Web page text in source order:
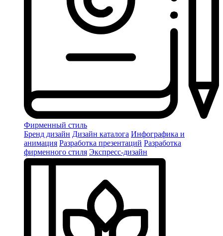
Фирменный стиль
Бренд дизайн Дизайн каталога Инфографика и
анимация Разработка презентаций Разработка
фирменного стиля Экспресс-дизайн